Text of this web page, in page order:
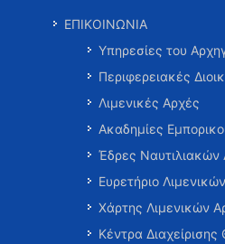
ΕΠΙΚΟΙΝΩΝΙΑ
Υπηρεσίες του
Περιφερειακές
Λιμενικές Αρχές
Ακαδημίες
Έδρες
Ευρετήριο
Χάρτης Λιμενικών
Κέντρα